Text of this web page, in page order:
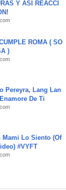
Y ASÍ REACCI
ROMA ( SO
)
Pereyra, Lang Lan
De Ti
Mami Lo Siento (Of
#VYFT